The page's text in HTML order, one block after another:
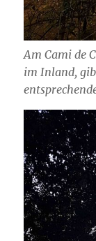
Am Cami de
im Inland,